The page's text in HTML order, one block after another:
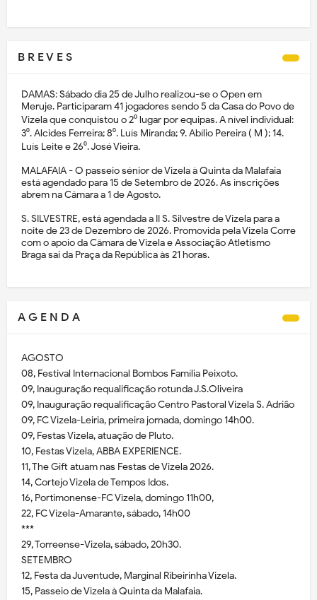
B R E V E S
DAMAS: Sábado dia 25 de Julho realizou-se o Open em
Meruje. Participaram 41 jogadores sendo 5 da Casa do Povo de
Vizela que conquistou o 2⁰ lugar por equipas. A nível individual:
3⁰. Alcides Ferreira; 8⁰. Luís Miranda; 9. Abílio Pereira ( M ); 14.
Luís Leite e 26⁰. José Vieira.
MALAFAIA - O passeio sénior de Vizela à Quinta da Malafaia
está agendado para 15 de Setembro de 2026. As inscrições
abrem na Câmara a 1 de Agosto.
S. SILVESTRE, está agendada a II S. Silvestre de Vizela para a
noite de 23 de Dezembro de 2026. Promovida pela Vizela Corre
com o apoio da Câmara de Vizela e Associação Atletismo
Braga sai da Praça da República às 21 horas.
A G E N D A
AGOSTO
08, Festival Internacional Bombos Família Peixoto.
09, Inauguração requalificação rotunda J.S.Oliveira
09, Inauguração requalificação Centro Pastoral Vizela S. Adrião
09, FC Vizela-Leiria, primeira jornada, domingo 14h00.
09, Festas Vizela, atuação de Pluto.
10, Festas Vizela, ABBA EXPERIENCE.
11, The Gift atuam nas Festas de Vizela 2026.
14, Cortejo Vizela de Tempos Idos.
16, Portimonense-FC Vizela, domingo 11h00,
22, FC Vizela-Amarante, sábado, 14h00
***
29, Torreense-Vizela, sábado, 20h30.
SETEMBRO
12, Festa da Juventude, Marginal Ribeirinha Vizela.
15, Passeio de Vizela à Quinta da Malafaia.